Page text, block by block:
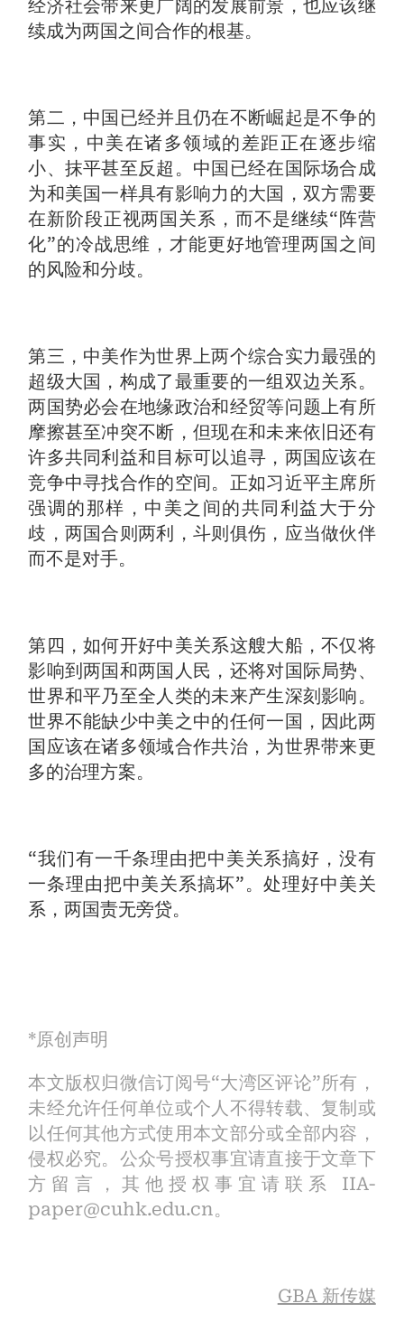
经济社会带来更广阔的发展前景，也应该继
续成为两国之间合作的根基。
第二，中国已经并且仍在不断崛起是不争的
事实，中美在诸多领域的差距正在逐步缩
小、抹平甚至反超。中国已经在国际场合成
为和美国一样具有影响力的大国，双方需要
在新阶段正视两国关系，而不是继续“阵营
化”的冷战思维，才能更好地管理两国之间
的风险和分歧。
第三，中美作为世界上两个综合实力最强的
超级大国，构成了最重要的一组双边关系。
两国势必会在地缘政治和经贸等问题上有所
摩擦甚至冲突不断，但现在和未来依旧还有
许多共同利益和目标可以追寻，两国应该在
竞争中寻找合作的空间。正如习近平主席所
强调的那样，中美之间的共同利益大于分
歧，两国合则两利，斗则俱伤，应当做伙伴
而不是对手。
第四，如何开好中美关系这艘大船，不仅将
影响到两国和两国人民，还将对国际局势、
世界和平乃至全人类的未来产生深刻影响。
世界不能缺少中美之中的任何一国，因此两
国应该在诸多领域合作共治，为世界带来更
多的治理方案。
“我们有一千条理由把中美关系搞好，没有
一条理由把中美关系搞坏”。处理好中美关
系，两国责无旁贷。
*原创声明
本文版权归微信订阅号“大湾区评论”所有，
未经允许任何单位或个人不得转载、复制或
以任何其他方式使用本文部分或全部内容，
侵权必究。公众号授权事宜请直接于文章下
方留言，其他授权事宜请联系 IIA-
paper@cuhk.edu.cn。
GBA 新传媒